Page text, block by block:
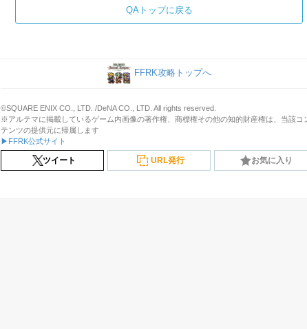
QAトップに戻る
FFRK攻略トップへ
©SQUARE ENIX CO., LTD. /DeNA CO., LTD. All rights reserved.
※アルテマに掲載しているゲーム内画像の著作権、商標権その他の知的財産権は、当該コ
テンツの提供元に帰属します
▶FFRK公式サイト
ツイート URL発行 お気に入り